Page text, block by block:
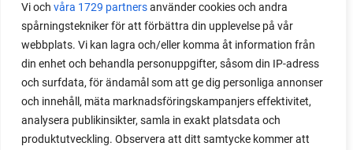
Vi och våra 1729 partnersanvänder cookies och andra
spårningstekniker för att förbättra din upplevelse på vår
webbplats. Vi kan lagra och/eller komma åt information från
din enhet och behandla personuppgifter, såsom din IP-adress
och surfdata, för ändamål som att ge dig personliga annonser
och innehåll, mäta marknadsföringskampanjers effektivitet,
analysera publikinsikter, samla in exakt platsdata och
produktutveckling. Observera att ditt samtycke kommer att
haricot verts
hästgödsel
haverrot
hem
hirza
höns
hönsgödsel